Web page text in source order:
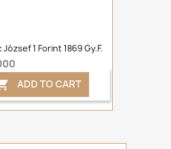
József 1 Forint 1869 Gy.F.
ADD TO CART